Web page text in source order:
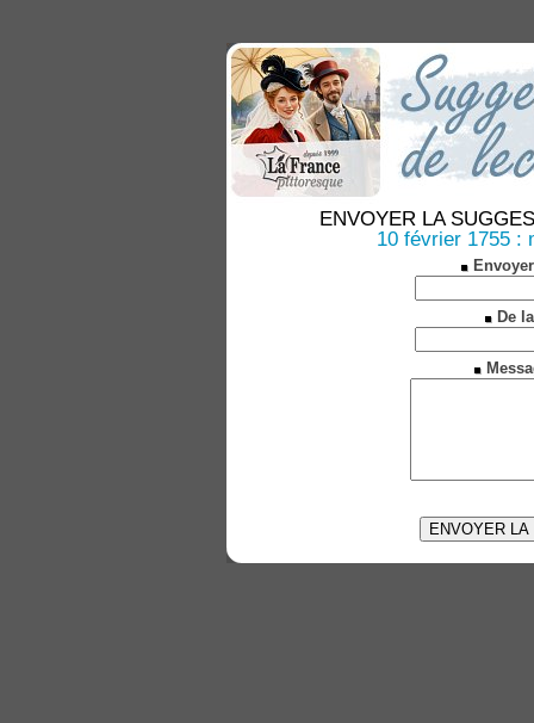
ENVOYER LA
10 février 1755 :
De